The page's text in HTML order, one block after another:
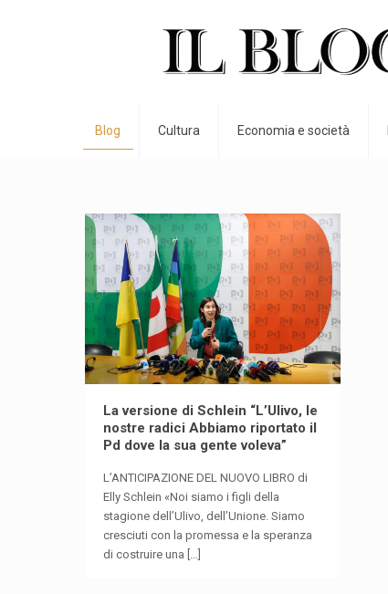
Blog Cultura Economia e società
La versione di Schlein “L’Ulivo, le
nostre radici Abbiamo riportato il
Pd dove la sua gente voleva”
L’ANTICIPAZIONE DEL NUOVO LIBRO di
Elly Schlein «Noi siamo i figli della
stagione dell’Ulivo, dell’Unione. Siamo
cresciuti con la promessa e la speranza
di costruire una […]